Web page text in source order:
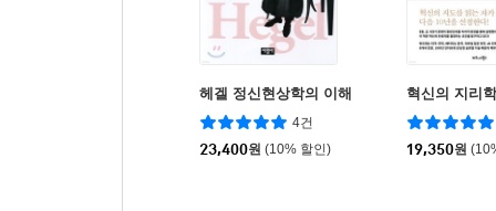
헤겔 정신현상학의 이해
4건
23,400원 (10% 할인)
혁신의 지리학
19,350원